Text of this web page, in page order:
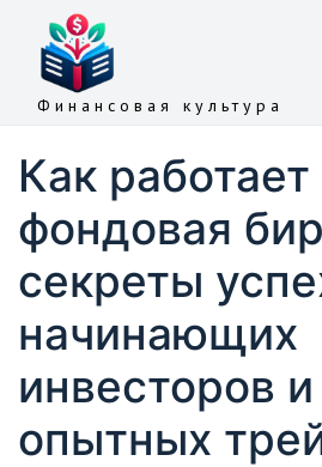
Финансовая культура
Как работает
фондовая
секреты
начинающих
инвесторов и
опытных